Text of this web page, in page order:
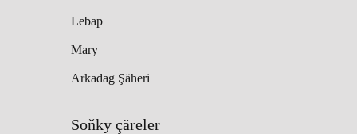
Lebap
Mary
Arkadag Şäheri
Soňky çäreler